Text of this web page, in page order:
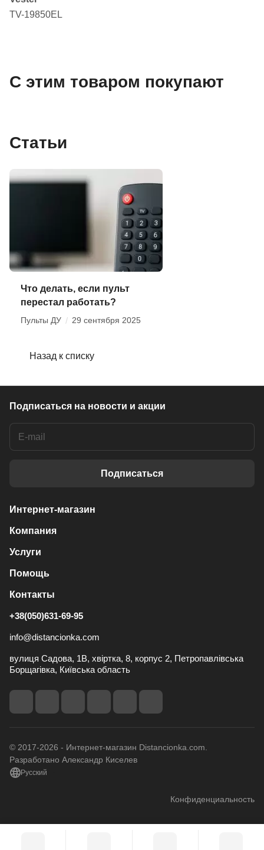
TV-19850EL
С этим товаром покупают
Статьи
Что делать, если пульт
перестал работать?
Пульты ДУ / 29 сентября 2025
Назад к списку
Подписаться на новости и акции
Подписаться
Интернет-магазин
Компания
Услуги
Помощь
Контакты
+38(050)631-69-95
info@distancionka.com
вулиця Садова, 1В, хвіртка, 8, корпус 2, Петропавлівська
Борщагівка, Київська область
© 2017-2026 - Интернет-магазин Distancionka.com.
Разработано Александр Киселев
Русский
Конфиденциальность